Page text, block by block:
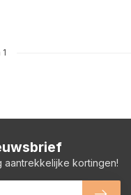
aantrekkelijke kortingen!